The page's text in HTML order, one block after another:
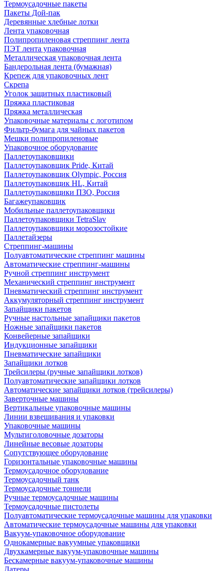
Термоусадочные пакеты
Пакеты Дой-пак
Деревянные хлебные лотки
Лента упаковочная
Полипропиленовая стреппинг лента
ПЭТ лента упаковочная
Металлическая упаковочная лента
Бандерольная лента (бумажная)
Крепеж для упаковочных лент
Скрепа
Уголок защитных пластиковый
Пряжка пластиковая
Пряжка металлическая
Упаковочные материалы с логотипом
Фильтр-бумага для чайных пакетов
Мешки полипропиленовые
Упаковочное оборудование
Паллетоупаковщики
Паллетоупаковщик Pride, Китай
Паллетоупаковщик Olympic, Россия
Паллетоупаковщик HL, Китай
Паллетоупаковщики ПЗО, Россия
Багажеупаковщик
Мобильные паллетоупаковщики
Паллетоупаковщики TetraSlav
Паллетоупаковщики морозостойкие
Паллетайзеры
Стреппинг-машины
Полуавтоматические стреппинг машины
Автоматические стреппинг-машины
Ручной стреппинг инструмент
Механический стреппинг инструмент
Пневматический стреппинг инструмент
Аккумуляторный стреппинг инструмент
Запайщики пакетов
Ручные настольные запайщики пакетов
Ножные запайщики пакетов
Конвейерные запайщики
Индукционные запайщики
Пневматические запайщики
Запайщики лотков
Трейсилеры (ручные запайщики лотков)
Полуавтоматические запайщики лотков
Автоматические запайщики лотков (трейсилеры)
Заверточные машины
Вертикальные упаковочные машины
Линии взвешивания и упаковки
Упаковочные машины
Мультиголовочные дозаторы
Линейные весовые дозаторы
Сопутствующее оборудование
Горизонтальные упаковочные машины
Термоусадочное оборудование
Термоусадочный танк
Термоусадочные тоннели
Ручные термоусадочные машины
Термоусадочные пистолеты
Полуавтоматические термоусадочные машины для упаковки
Автоматические термоусадочные машины для упаковки
Вакуум-упаковочное оборудование
Однокамерные вакуумные упаковщики
Двухкамерные вакуум-упаковочные машины
Бескамерные вакуум-упаковочные машины
Датеры